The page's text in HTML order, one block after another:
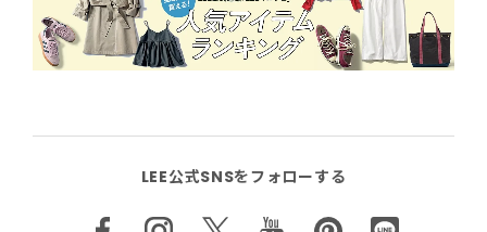
LEE公式SNSをフォローする